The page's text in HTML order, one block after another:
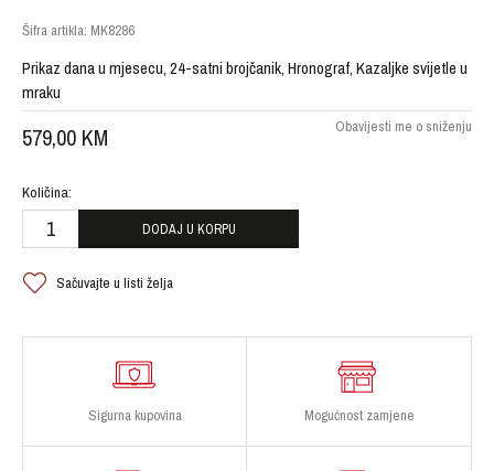
Šifra artikla: MK8286
Prikaz dana u mjesecu, 24-satni brojčanik, Hronograf, Kazaljke svijetle u
mraku
579,00 KM Obavijesti me o sniženju
Količina:
DODAJ U KORPU
Sačuvajte u listi želja
Sigurna kupovina Mogućnost zamjene